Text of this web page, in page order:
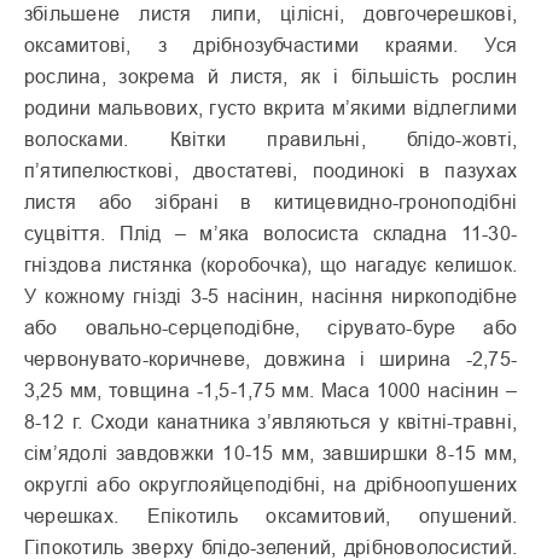
збільшене листя липи, цілісні, довгочерешкові,
оксамитові, з дрібнозубчастими краями. Уся
рослина, зокрема й листя, як і більшість рослин
родини мальвових, густо вкрита м’якими відлеглими
волосками. Квітки правильні, блідо-жовті,
п’ятипелюсткові, двостатеві, поодинокі в пазухах
листя або зібрані в китицевидно-гроноподібні
суцвіття. Плід – м’яка волосиста складна 11-30-
гніздова листянка (коробочка), що нагадує келишок.
У кожному гнізді 3-5 насінин, насіння ниркоподібне
або овально-серцеподібне, сірувато-буре або
червонувато-коричневе, довжина і ширина -2,75-
3,25 мм, товщина -1,5-1,75 мм. Маса 1000 насінин –
8-12 г. Сходи канатника з’являються у квітні-травні,
сім’ядолі завдовжки 10-15 мм, завширшки 8-15 мм,
округлі або округлояйцеподібні, на дрібноопушених
черешках. Епікотиль оксамитовий, опушений.
Гіпокотиль зверху блідо-зелений, дрібноволосистий.